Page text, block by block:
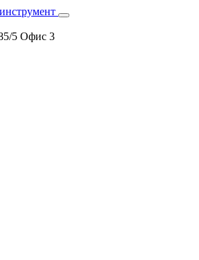
5 Офис 3